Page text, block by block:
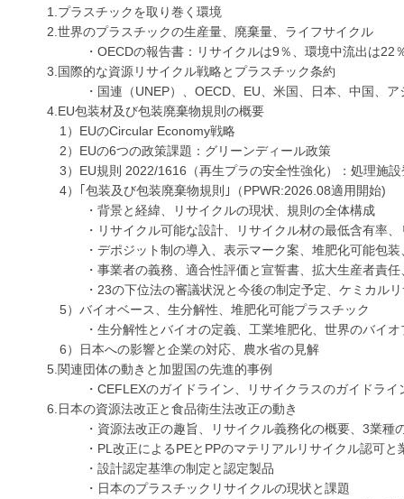
1.プラスチックを取り巻く環境
2.世界のプラスチックの生産量、廃棄量、ライフサイクル
・OECDの報告書：リサイクルは9％、環境中流出は22
3.国際的な資源リサイクル戦略とプラスチック条約
・国連（UNEP）、OECD、EU、米国、日本、中国、ア
4.EU包装材及び包装廃棄物規則の概要
1）EUのCircular Economy戦略
2）EUの6つの政策課題：グリーンディール政策
3）EU規則 2022/1616（再生プラの安全性強化）：処理施
4）｢包装及び包装廃棄物規則｣（PPWR:2026.08適用開始)
・背景と経緯、リサイクルの現状、規則の全体構成
・リサイクル可能な設計、リサイクル材の最低含有率、
・デポジット制の導入、表示マーク案、堆肥化可能包装
・事業者の義務、適合性評価と宣誓書、拡大生産者責任
・23の下位法の審議状況と今後の制定予定、ケミカルリ
5）バイオベース、生分解性、堆肥化可能プラスチック
・生分解性とバイオの定義、工業堆肥化、世界のバイオ
6）日本への影響と企業の対応、農水省の見解
5.関連団体の動きと加盟国の先進的事例
・CEFLEXのガイドライン、リサイクラスのガイドライ
6.日本の資源法改正と食品衛生法改正の動き
・資源法改正の趣旨、リサイクル義務化の概要、3業種
・PL改正によるPEとPPのマテリアルリサイクル認可と
・設計認定基準の制定と認定製品
・日本のプラスチックリサイクルの現状と課題